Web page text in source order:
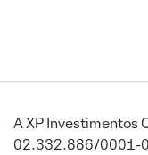
A XP Investimentos
02.332.886/0001-